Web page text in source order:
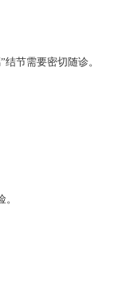
节需要密切随诊。